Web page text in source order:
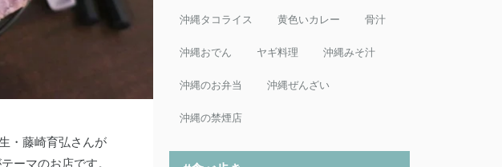
・藤崎育弘さんが
ーマのお店です。
沖縄タコライス 黄色いカレー 骨汁
沖縄おでん ヤギ料理 沖縄みそ汁
沖縄のお弁当 沖縄ぜんざい
沖縄の禁煙店